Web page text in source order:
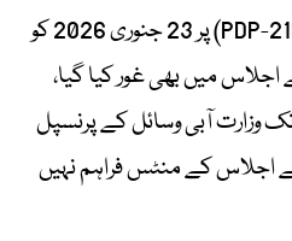
آڈٹ اعتراض (PDP-219/2025-26) پر 23 جنوری 2026 کو
میں بھی غور کیا گیا،
وزارت آبی وسائل کے پرنسپل
اجلاس کے منٹس فراہم نہیں